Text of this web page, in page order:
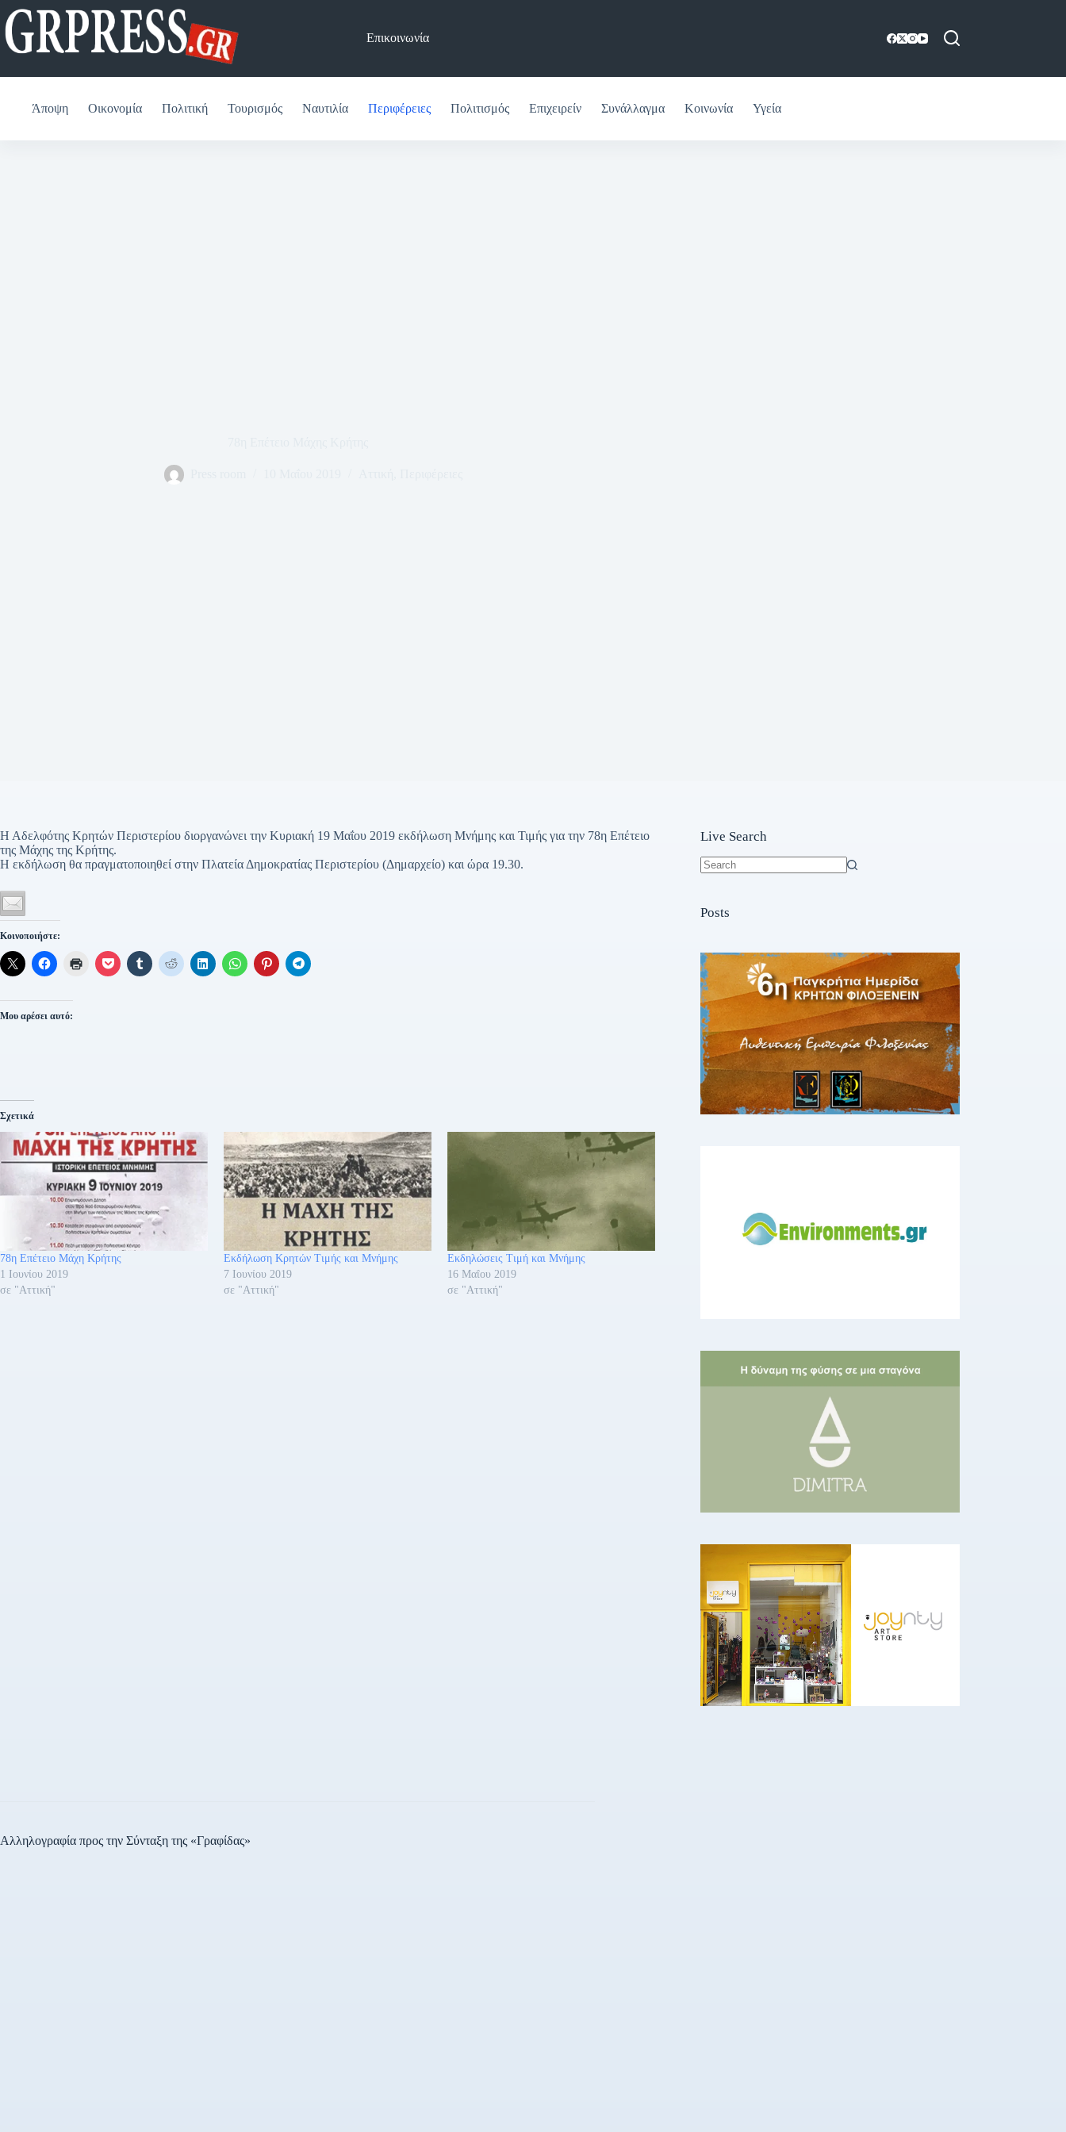
Μετάβαση
στο
περιεχόμενο
Επικοινωνία
Άποψη Οικονομία Πολιτική Τουρισμός Ναυτιλία Περιφέρειες Πολιτισμός Επιχειρείν Συνάλλαγμα Κοινωνία Υγεία
Η Αδελφότης Κρητών Περιστερίου διοργανώνει την Κυριακή 19 Μαΐου 2019 εκδήλωση Μνήμης και Τιμής για την 78η Επέτειο
της Μάχης της Κρήτης.
Η εκδήλωση θα πραγματοποιηθεί στην Πλατεία Δημοκρατίας Περιστερίου (Δημαρχείο) και ώρα 19.30.
Κοινοποιήστε:
Μου αρέσει αυτό:
Σχετικά
78η Επέτειο Μάχη Κρήτης
1 Ιουνίου 2019
σε "Αττική"
Εκδήλωση Κρητών Τιμής και Μνήμης
7 Ιουνίου 2019
σε "Αττική"
Εκδηλώσεις Τιμή και Μνήμης
16 Μαΐου 2019
σε "Αττική"
Live Search
Posts
Αλληλογραφία προς την Σύνταξη της «Γραφίδας»